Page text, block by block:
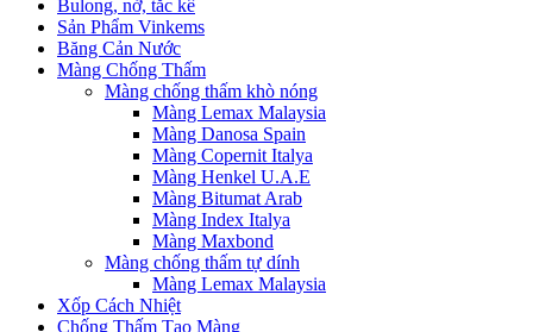
Bulong, nở, tắc kê
Sản Phẩm Vinkems
Băng Cản Nước
Màng Chống Thấm
Màng chống thấm khò nóng
Màng Lemax Malaysia
Màng Danosa Spain
Màng Copernit Italya
Màng Henkel U.A.E
Màng Bitumat Arab
Màng Index Italya
Màng Maxbond
Màng chống thấm tự dính
Màng Lemax Malaysia
Xốp Cách Nhiệt
Chống Thấm Tạo Màng